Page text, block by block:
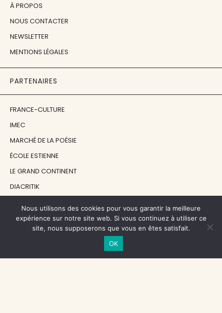
À PROPOS
NOUS CONTACTER
NEWSLETTER
MENTIONS LÉGALES
PARTENAIRES
FRANCE-CULTURE
IMEC
MARCHÉ DE LA POÉSIE
ÉCOLE ESTIENNE
LE GRAND CONTINENT
DIACRITIK
NOS SOUTIENS
CENTRE NATIONAL DU LIVRE
Nous utilisons des cookies pour vous garantir la meilleure
expérience sur notre site web. Si vous continuez à utiliser ce
site, nous supposerons que vous en êtes satisfait.
OK